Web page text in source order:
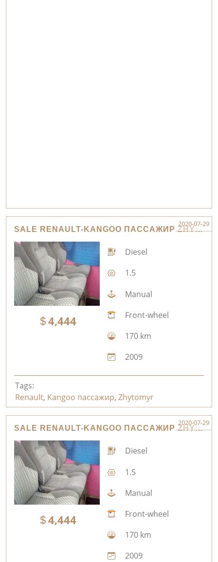
SALE RENAULT-KANGOO ПАССАЖИР ZHYTOMYR
2020-07-29
4,444
Diesel
1.5
Manual
Front-wheel
170 km
2009
Tags:
Renault, Kangoo пассажир, Zhytomyr
SALE RENAULT-KANGOO ПАССАЖИР ZHYTOMYR
2020-07-29
4,444
Diesel
1.5
Manual
Front-wheel
170 km
2009